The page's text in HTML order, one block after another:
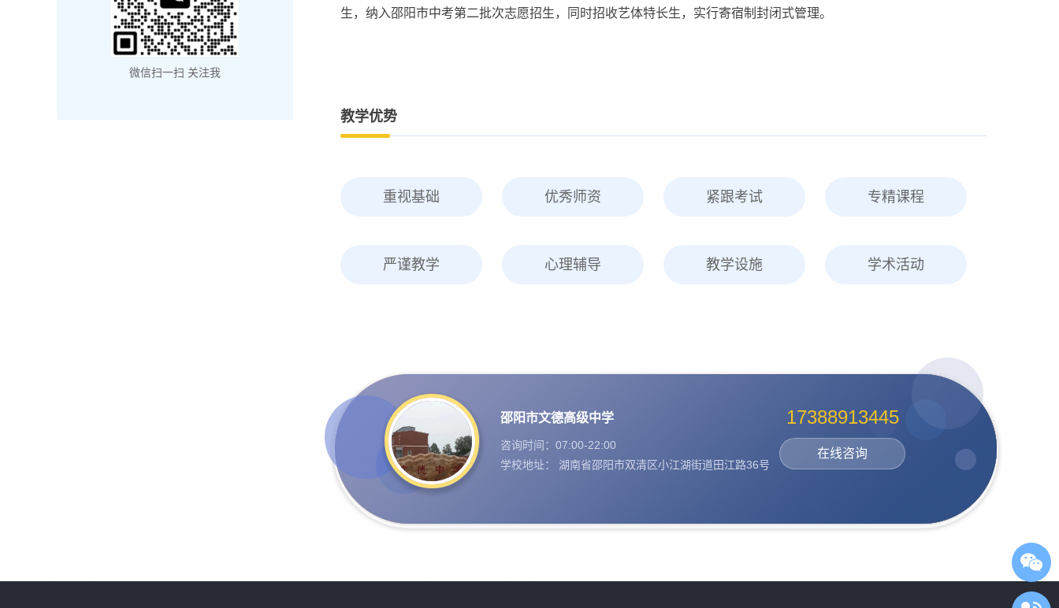
微信扫一扫 关注我
生，纳入邵阳市中考第二批次志愿招生，同时招收艺体特长生，实行寄宿制封闭式管理。
教学优势
重视基础 优秀师资 紧跟考试 专精课程
严谨教学 心理辅导 教学设施 学术活动
邵阳市文德高级中学
咨询时间：07:00-22:00
学校地址： 湖南省邵阳市双清区小江湖街道田江路36号
17388913445
在线咨询